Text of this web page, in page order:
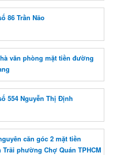
86 Trần Não
văn phòng mặt tiền đường
554 Nguyễn Thị Định
căn góc 2 mặt tiền
phường Chợ Quán TPHCM